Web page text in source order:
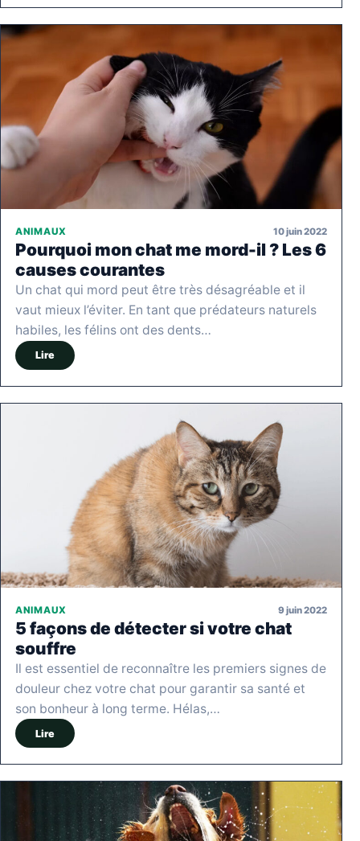
ANIMAUX 10 juin 2022
Pourquoi mon chat me mord-il ? Les 6
causes courantes
Un chat qui mord peut être très désagréable et il
vaut mieux l’éviter. En tant que prédateurs naturels
habiles, les félins ont des dents…
Lire
ANIMAUX 9 juin 2022
5 façons de détecter si votre chat
souffre
Il est essentiel de reconnaître les premiers signes de
douleur chez votre chat pour garantir sa santé et
son bonheur à long terme. Hélas,…
Lire